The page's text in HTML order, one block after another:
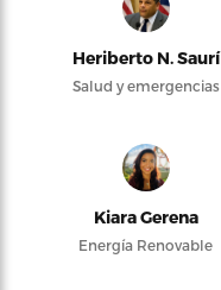
Heriberto N. Saurí
Salud y emergencias
Kiara Gerena
Energía Renovable